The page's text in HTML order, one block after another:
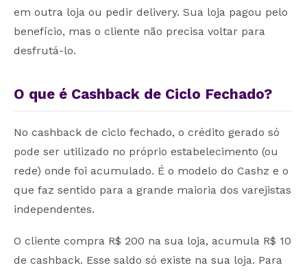
em outra loja ou pedir delivery. Sua loja pagou pelo
benefício, mas o cliente não precisa voltar para
desfrutá-lo.
O que é Cashback de Ciclo Fechado?
No cashback de ciclo fechado, o crédito gerado só
pode ser utilizado no próprio estabelecimento (ou
rede) onde foi acumulado. É o modelo do Cashz e o
que faz sentido para a grande maioria dos varejistas
independentes.
O cliente compra R$ 200 na sua loja, acumula R$ 10
de cashback. Esse saldo só existe na sua loja. Para